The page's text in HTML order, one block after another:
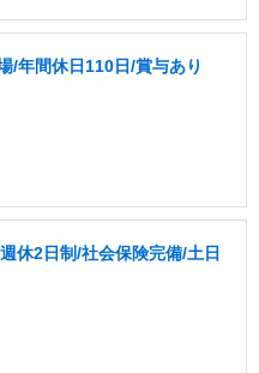
/年間休日110日/賞与あり
休2日制/社会保険完備/土日